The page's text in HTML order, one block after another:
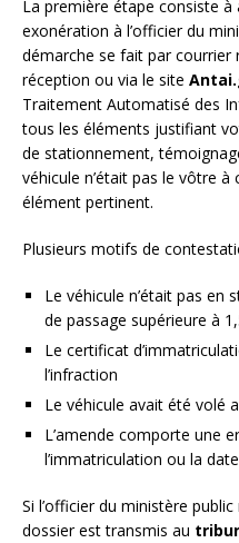
La première étape consiste à
exonération à l’officier du
démarche se fait par courrier
réception ou via le site
Traitement Automatisé des
tous les éléments justifiant
de stationnement,
véhicule n’était pas le vôtre
élément pertinent.
Plusieurs motifs de
Le véhicule n’était pas en
de passage supérieure à
Le certificat
l’infraction
Le véhicule avait été volé
L’amende comporte une
l’immatriculation ou la date
Si l’officier du ministère
dossier est transmis au